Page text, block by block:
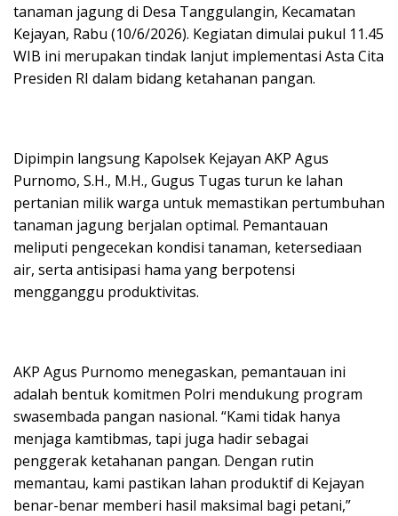
tanaman jagung di Desa Tanggulangin, Kecamatan
Kejayan, Rabu (10/6/2026). Kegiatan dimulai pukul 11.45
WIB ini merupakan tindak lanjut implementasi Asta Cita
Presiden RI dalam bidang ketahanan pangan.
Dipimpin langsung Kapolsek Kejayan AKP Agus
Purnomo, S.H., M.H., Gugus Tugas turun ke lahan
pertanian milik warga untuk memastikan pertumbuhan
tanaman jagung berjalan optimal. Pemantauan
meliputi pengecekan kondisi tanaman, ketersediaan
air, serta antisipasi hama yang berpotensi
mengganggu produktivitas.
AKP Agus Purnomo menegaskan, pemantauan ini
adalah bentuk komitmen Polri mendukung program
swasembada pangan nasional. “Kami tidak hanya
menjaga kamtibmas, tapi juga hadir sebagai
penggerak ketahanan pangan. Dengan rutin
memantau, kami pastikan lahan produktif di Kejayan
benar-benar memberi hasil maksimal bagi petani,”